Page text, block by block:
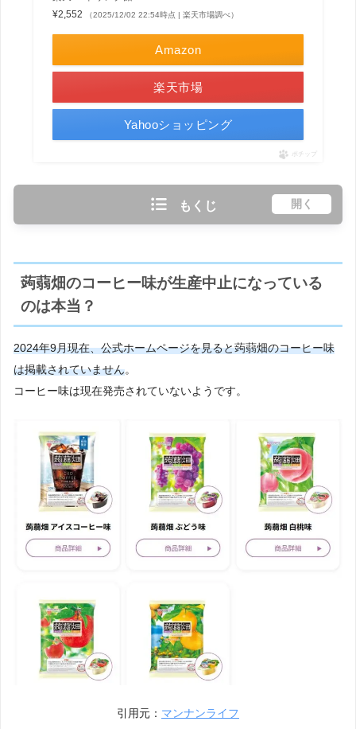
¥2,552
（2025/12/02 22:54時点 | 楽天市場調べ）
Amazon
楽天市場
Yahooショッピング
ポチップ
もくじ 開く
蒟蒻畑のコーヒー味が生産中止になっている
のは本当？
2024年9月現在、公式ホームページを見ると蒟蒻畑のコーヒー味
は掲載されていません。
コーヒー味は現在発売されていないようです。
引用元： マンナンライフ